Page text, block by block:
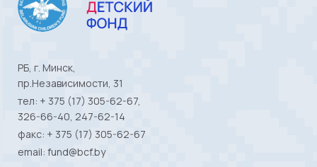
РБ, г. Минск,
пр.Независимости, 31
тел: + 375 (17) 305-62-67,
326-66-40, 247-62-14
факс: + 375 (17) 305-62-67
email: fund@bcf.by